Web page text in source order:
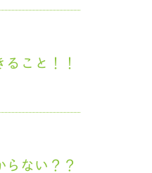
こと！！
ない？？